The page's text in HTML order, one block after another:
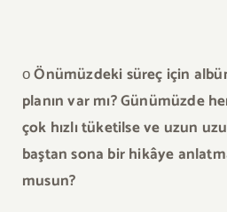
οÖnümüzdeki süreç için
planın var mı? Günümüzde
çok hızlı tüketilse ve uzun
baştan sona bir hikâye
musun?